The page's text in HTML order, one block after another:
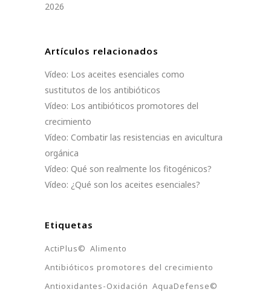
2026
Artículos relacionados
Vídeo: Los aceites esenciales como
sustitutos de los antibióticos
Vídeo: Los antibióticos promotores del
crecimiento
Vídeo: Combatir las resistencias en avicultura
orgánica
Vídeo: Qué son realmente los fitogénicos?
Vídeo: ¿Qué son los aceites esenciales?
Etiquetas
ActiPlus© Alimento
Antibióticos promotores del crecimiento
Antioxidantes-Oxidación AquaDefense©